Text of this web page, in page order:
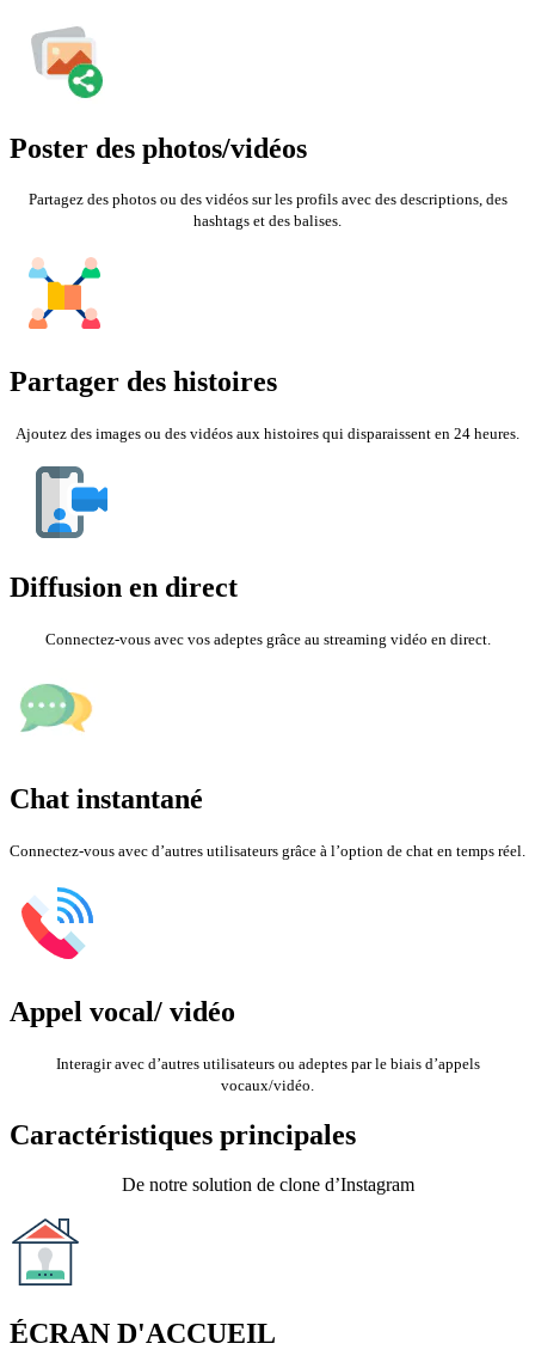
Poster des photos/vidéos
Partagez des photos ou des vidéos sur les profils avec des descriptions, des
hashtags et des balises.
Partager des histoires
Ajoutez des images ou des vidéos aux histoires qui disparaissent en 24 heures.
Diffusion en direct
Connectez-vous avec vos adeptes grâce au streaming vidéo en direct.
Chat instantané
Connectez-vous avec d’autres utilisateurs grâce à l’option de chat en temps réel.
Appel vocal/ vidéo
Interagir avec d’autres utilisateurs ou adeptes par le biais d’appels
vocaux/vidéo.
Caractéristiques principales
De notre solution de clone d’Instagram
ÉCRAN D'ACCUEIL